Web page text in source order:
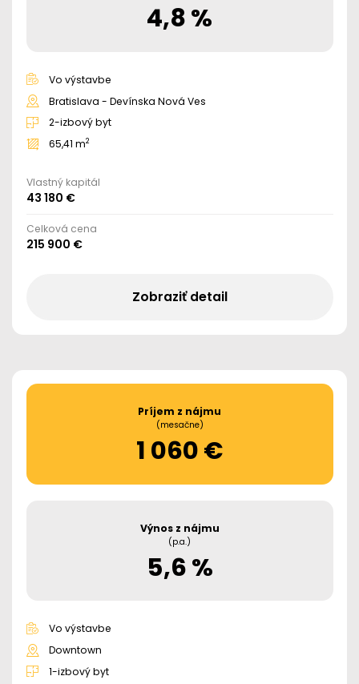
4,8 %
Vo výstavbe
Bratislava - Devínska Nová Ves
2-izbový byt
65,41 m2
Vlastný kapitál
43 180 €
Celková cena
215 900 €
Zobraziť detail
Príjem z nájmu
(mesačne)
1 060 €
Výnos z nájmu
(p.a.)
5,6 %
Vo výstavbe
Downtown
1-izbový byt